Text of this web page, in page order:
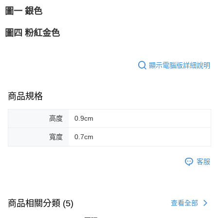
圖一 銀色
圖四 粉紅金色
顯示電腦版詳細說明
商品規格
高度 0.9cm
寬度 0.7cm
客服
商品相關分類 (5) 查看全部